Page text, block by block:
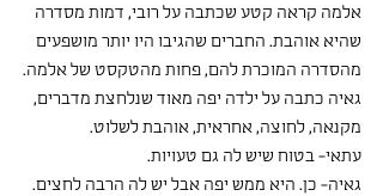
אלמה קראה קטע שכתבה על רובי, דמות מסדרה
שהיא אוהבת. החברים שהגיבו היו יותר מושפעים
מהסדרה המוכרת להם, פחות מהטקסט של אלמה.
גאיה כתבה על ילדה יפה מאוד שנלחצת מדברים,
מקנאה, לחוצה, אחראית, אוהבת לשלוט.
עתאי- בטוח שיש לה גם טעויות.
גאיה- כן. היא ממש יפה אבל יש לה הרבה לחצים.